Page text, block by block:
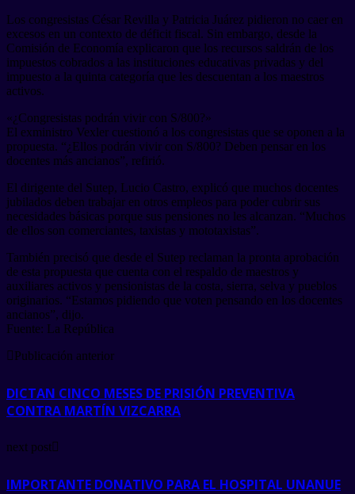
Los congresistas César Revilla y Patricia Juárez pidieron no caer en
excesos en un contexto de déficit fiscal. Sin embargo, desde la
Comisión de Economía explicaron que los recursos saldrán de los
impuestos cobrados a las instituciones educativas privadas y del
impuesto a la quinta categoría que les descuentan a los maestros
activos.
«¿Congresistas podrán vivir con S/800?»
El exministro Vexler cuestionó a los congresistas que se oponen a la
propuesta. “¿Ellos podrán vivir con S/800? Deben pensar en los
docentes más ancianos”, refirió.
El dirigente del Sutep, Lucio Castro, explicó que muchos docentes
jubilados deben trabajar en otros empleos para poder cubrir sus
necesidades básicas porque sus pensiones no les alcanzan. “Muchos
de ellos son comerciantes, taxistas y mototaxistas”.
También precisó que desde el Sutep reclaman la pronta aprobación
de esta propuesta que cuenta con el respaldo de maestros y
auxiliares activos y pensionistas de la costa, sierra, selva y pueblos
originarios. “Estamos pidiendo que voten pensando en los docentes
ancianos”, dijo.
Fuente: La República
Publicación anterior
DICTAN CINCO MESES DE PRISIÓN PREVENTIVA
CONTRA MARTÍN VIZCARRA
next post
IMPORTANTE DONATIVO PARA EL HOSPITAL UNANUE